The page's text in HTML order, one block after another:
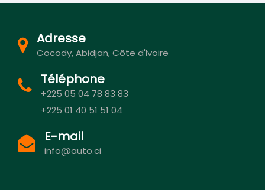
Adresse
Cocody, Abidjan, Côte d'Ivoire
Téléphone
+225 05 04 78 83 83
+225 01 40 51 51 04
E-mail
info@auto.ci